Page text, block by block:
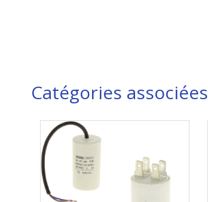
Catégories associées